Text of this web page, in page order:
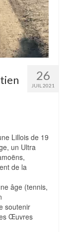
26
JUIL 2021
Lillois de 19
un Ultra
de la
âge (tennis,
soutenir
Œuvres